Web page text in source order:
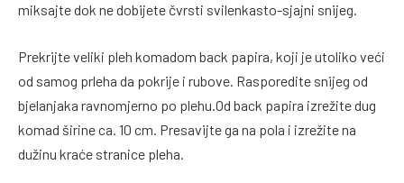
miksajte dok ne dobijete čvrsti svilenkasto-sjajni snijeg.
Prekrijte veliki pleh komadom back papira, koji je utoliko veći
od samog prleha da pokrije i rubove. Rasporedite snijeg od
bjelanjaka ravnomjerno po plehu.Od back papira izrežite dug
komad širine ca. 10 cm. Presavijte ga na pola i izrežite na
dužinu kraće stranice pleha.